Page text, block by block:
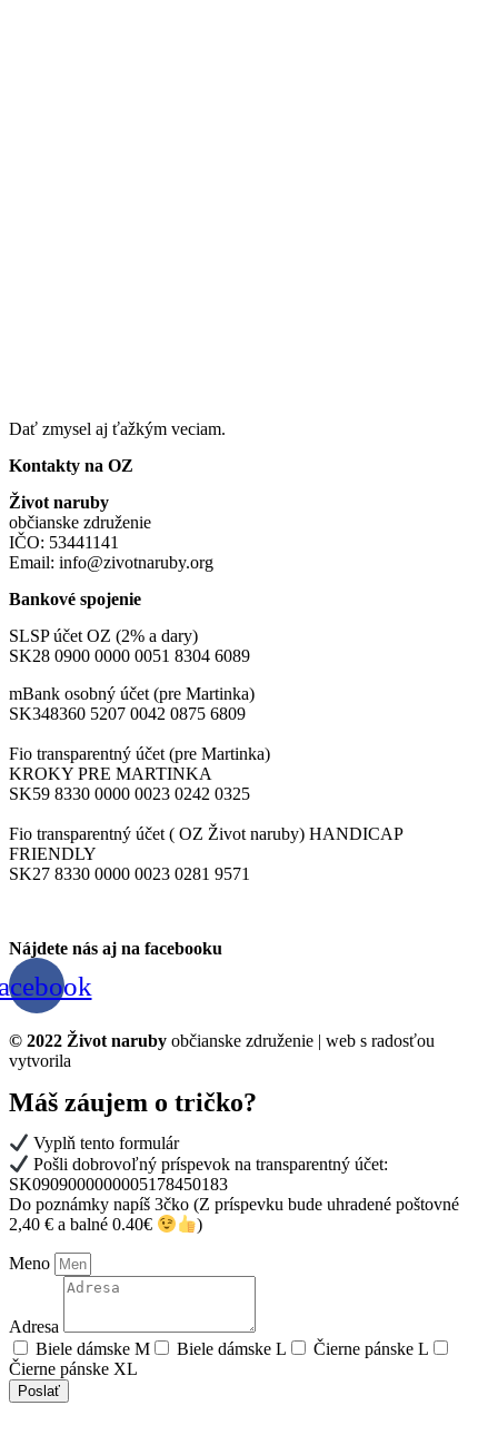
Dať zmysel aj ťažkým veciam.
Kontakty na OZ
Život naruby
občianske združenie
IČO: 53441141
Email: info@zivotnaruby.org
Bankové spojenie
SLSP účet OZ (2% a dary)
SK28 0900 0000 0051 8304 6089
mBank osobný účet (pre Martinka)
SK348360 5207 0042 0875 6809
Fio transparentný účet (pre Martinka)
KROKY PRE MARTINKA
SK59 8330 0000 0023 0242 0325
Fio transparentný účet ( OZ Život naruby) HANDICAP
FRIENDLY
SK27 8330 0000 0023 0281 9571
Nájdete nás aj na facebooku
© 2022 Život naruby občianske združenie | web s radosťou
vytvorila
Máš záujem o tričko?
Vyplň tento formulár
Pošli dobrovoľný príspevok na transparentný účet:
SK0909000000005178450183
Do poznámky napíš 3čko (Z príspevku bude uhradené poštovné
2,40 € a balné 0.40€
)
Meno
Adresa
Biele dámske M
Biele dámske L
Čierne pánske L
Čierne pánske XL
Poslať